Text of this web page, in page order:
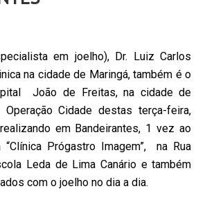
em joelho), Dr. Luiz Carlos
na cidade de Maringá, também é o
João de Freitas, na cidade de
Cidade destas terça-feira,
em Bandeirantes, 1 vez ao
Prógastro Imagem”, na Rua
Leda de Lima Canário e também
com o joelho no dia a dia.